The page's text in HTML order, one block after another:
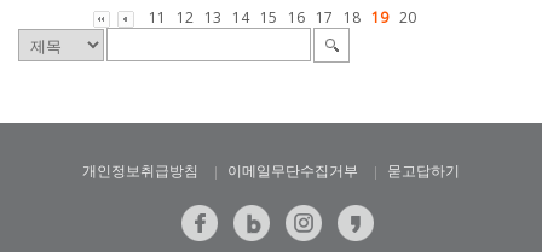
11 12 13 14 15 16 17 18 19 20
개인정보취급방침 이메일무단수집거부 묻고답하기